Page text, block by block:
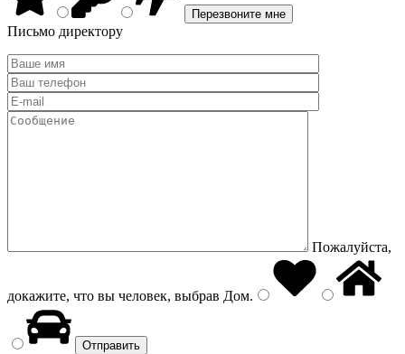
Письмо директору
Пожалуйста,
докажите, что вы человек, выбрав Дом.